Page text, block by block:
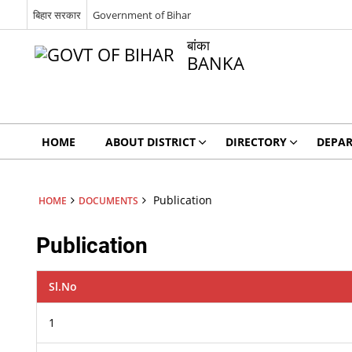
बिहार सरकार Government of Bihar
बांका
BANKA
HOME ABOUT DISTRICT DIRECTORY
HOME DOCUMENTS Publication
Publication
Sl.No
1